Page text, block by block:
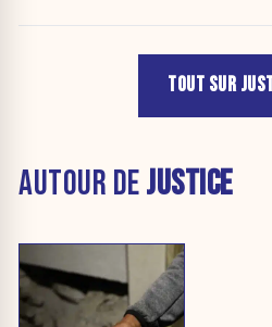
TOUT SUR
AUTOUR DEJUSTICE